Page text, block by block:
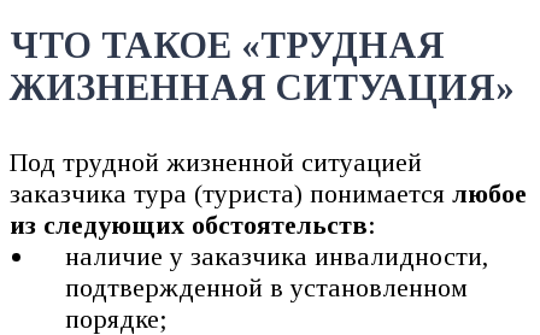
ЧТО ТАКОЕ «ТРУДНАЯ
ЖИЗНЕННАЯ СИТУАЦИЯ»
Под трудной жизненной ситуацией
заказчика тура (туриста) понимается любое
из следующих обстоятельств:
наличие у заказчика инвалидности,
подтвержденной в установленном
порядке;